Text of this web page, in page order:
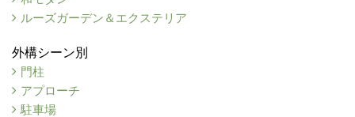
ルーズガーデン＆エクステリア
外構シーン別
門柱
アプローチ
駐車場